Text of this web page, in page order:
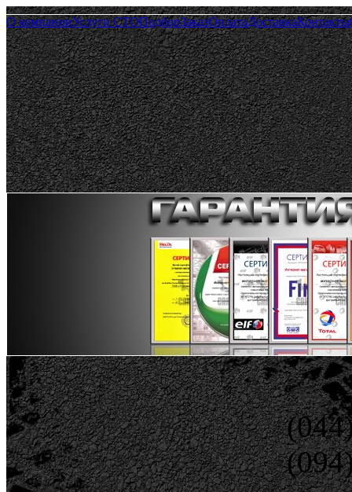
О компанииУслуги СТОПодборЗаказОплатаДоставкаКонтакты
Пн.—